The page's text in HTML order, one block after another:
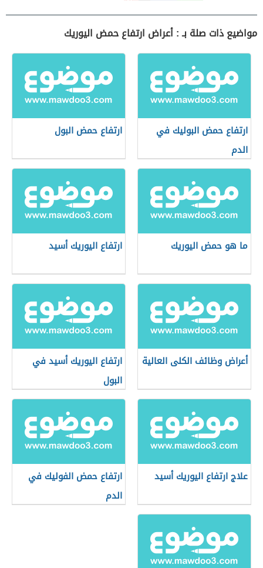
مواضيع ذات صلة بـ : أعراض ارتفاع حمض اليوريك
ارتفاع حمض البوليك في
الدم
ارتفاع حمض البول
ما هو حمض اليوريك ارتفاع اليوريك أسيد
أعراض وظائف الكلى العالية
ارتفاع اليوريك أسيد في
البول
علاج ارتفاع اليوريك أسيد
ارتفاع حمض الفوليك في
الدم